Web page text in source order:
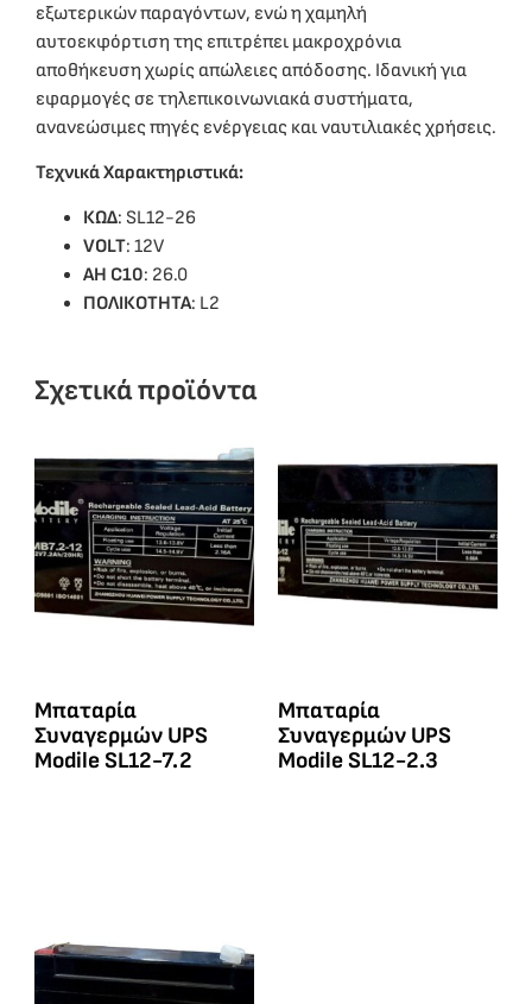
εξωτερικών παραγόντων, ενώ η χαμηλή
αυτοεκφόρτιση της επιτρέπει μακροχρόνια
αποθήκευση χωρίς απώλειες απόδοσης. Ιδανική για
εφαρμογές σε τηλεπικοινωνιακά συστήματα,
ανανεώσιμες πηγές ενέργειας και ναυτιλιακές χρήσεις.
Τεχνικά Χαρακτηριστικά:
ΚΩΔ: SL12-26
VOLT: 12V
ΑΗ C10: 26.0
ΠΟΛΙΚΟΤΗΤΑ: L2
Σχετικά προϊόντα
Μπαταρία
Συναγερμών UPS
Modile SL12-7.2
Μπαταρία
Συναγερμών UPS
Modile SL12-2.3